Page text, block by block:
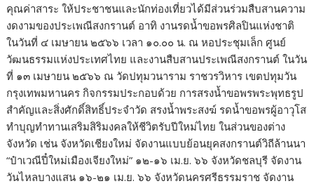
คุณค่าสาระ ให้ประชาชนและนักท่องเที่ยวได้มีส่วนร่วมสืบสานความ
งดงามของประเพณีสงกรานต์ อาทิ งานรดน้ำขอพรศิลปินแห่งชาติ
ในวันที่ ๔ เมษายน ๒๕๖๖ เวลา ๑๐.๐๐ น. ณ หอประชุมเล็ก ศูนย์
วัฒนธรรมแห่งประเทศไทย และงานสืบสานประเพณีสงกรานต์ ในวัน
ที่ ๑๓ เมษายน ๒๕๖๖ ณ วัดปทุมวนาราม ราชวรวิหาร เขตปทุมวัน
กรุงเทพมหานคร กิจกรรมประกอบด้วย การสรงน้ำขอพรพระพุทธรูป
สำคัญและสิ่งศักดิ์สิทธิ์ประจำวัด สรงน้ำพระสงฆ์ รดน้ำขอพรผู้อาวุโส
ทำบุญทำทานเสริมสิริมงคลให้ชีวิตรับปีใหม่ไทย ในส่วนของต่าง
จังหวัด เช่น จังหวัดเชียงใหม่ จัดงานแบบย้อนยุคสงกรานต์วิถีล้านนา
“ป๋าเวณีปี๋ใหม่เมืองเจียงใหม่” ๑๒-๑๖ เม.ย. ๖๖ จังหวัดชลบุรี จัดงาน
วันไหลบางแสน ๑๖-๒๑ เม.ย. ๖๖ จังหวัดนครศรีธรรมราช จัดงาน